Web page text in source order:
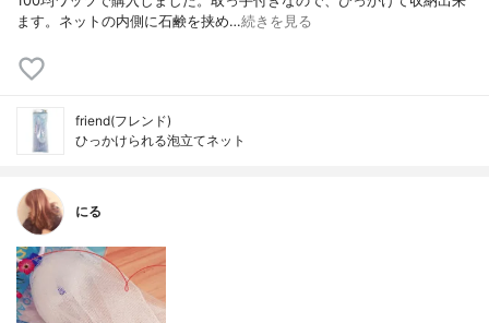
ます。ネットの内側に石鹸を挟め…続きを見る
friend(フレンド)
ひっかけられる泡立てネット
にる